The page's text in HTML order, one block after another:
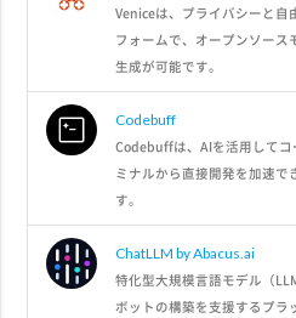
Veniceは、プライバシーと自
フォームで、オープンソース
生成が可能です。
Codebuff
Codebuffは、AIを活用して
ミナルから直接開発を加速で
す。
ChatLLM by Abacus.ai
特化型大規模言語モデル（
ボットの構築を支援するプラ